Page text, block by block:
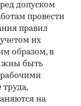
допуском
провести
правил
их
образом, в
быть
рабочими
труда,
на